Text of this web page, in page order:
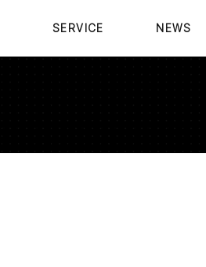
SERVICE NEWS